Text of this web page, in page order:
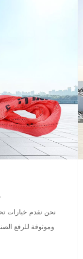
وموثوقة للرفع